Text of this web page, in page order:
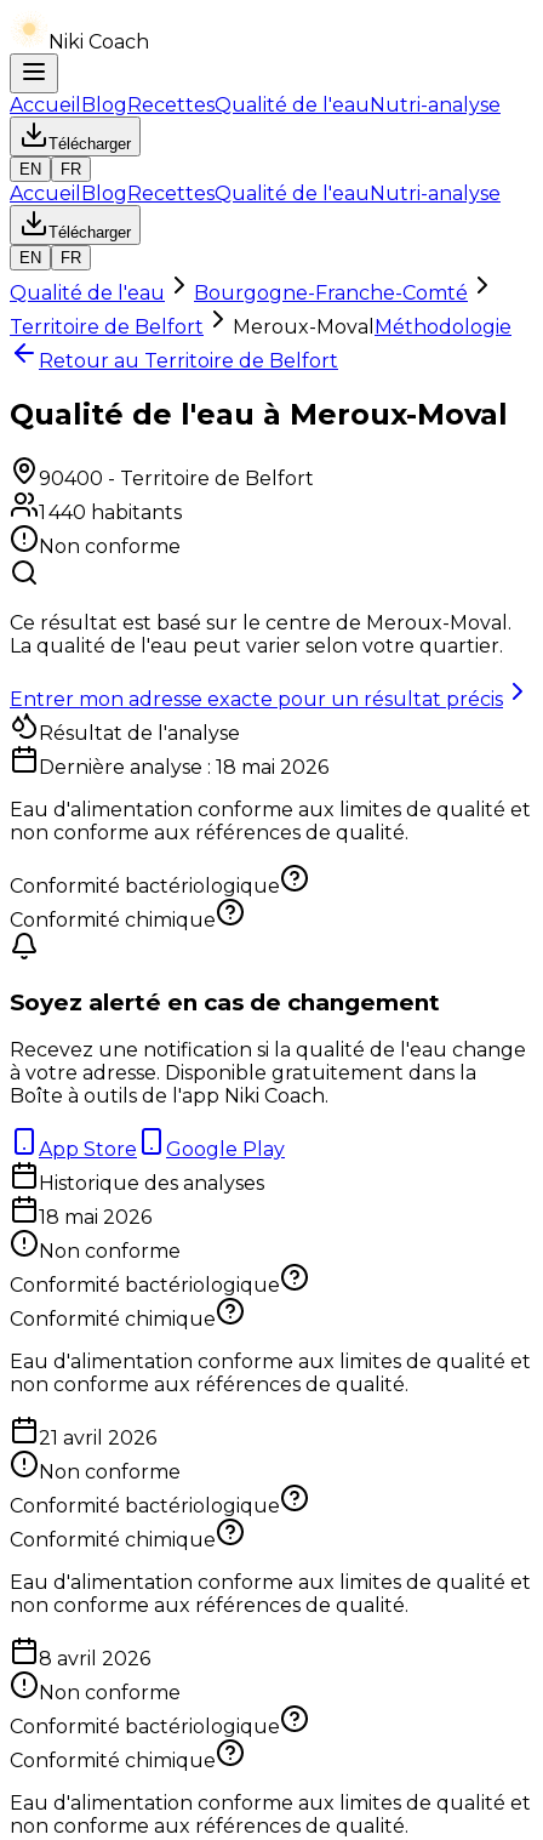
Niki Coach
Accueil BlogRecettesQualité de l'eauNutri-analyse
Télécharger
EN
FR
Accueil BlogRecettesQualité de l'eauNutri-analyse
Télécharger
EN
FR
Qualité de l'eau
Bourgogne-Franche-Comté
Territoire de Belfort
Meroux-Moval Méthodologie
Retour au Territoire de Belfort
Qualité de l'eau à Meroux-Moval
90400 - Territoire de Belfort
1 440 habitants
Non conforme
Ce résultat est basé sur le centre de Meroux-Moval .
La qualité de l'eau peut varier selon votre quartier.
Entrer mon adresse exacte pour un résultat précis
Résultat de l'analyse
Dernière analyse : 18 mai 2026
Eau d'alimentation conforme aux limites de qualité et
non conforme aux références de qualité.
Conformité bactériologique
Conformité chimique
Soyez alerté en cas de changement
Recevez une notification si la qualité de l'eau change
à votre adresse. Disponible gratuitement dans la
Boîte à outils de l'app Niki Coach.
App Store
Google Play
Historique des analyses
18 mai 2026
Non conforme
Conformité bactériologique
Conformité chimique
Eau d'alimentation conforme aux limites de qualité et
non conforme aux références de qualité.
21 avril 2026
Non conforme
Conformité bactériologique
Conformité chimique
Eau d'alimentation conforme aux limites de qualité et
non conforme aux références de qualité.
8 avril 2026
Non conforme
Conformité bactériologique
Conformité chimique
Eau d'alimentation conforme aux limites de qualité et
non conforme aux références de qualité.